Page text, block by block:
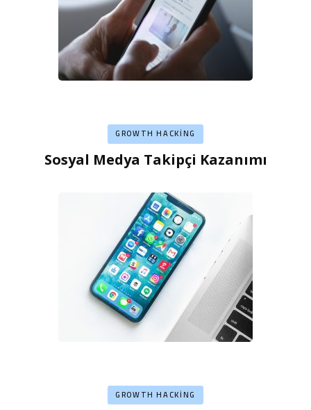
GROWTH HACKING
Sosyal Medya Takipçi Kazanımı
GROWTH HACKING